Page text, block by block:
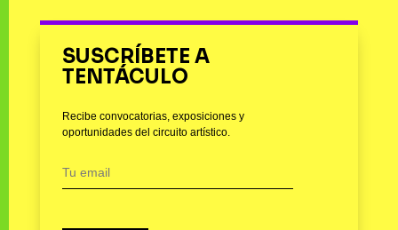
SUSCRÍBETE A
TENTÁCULO
Recibe convocatorias, exposiciones y
oportunidades del circuito artístico.